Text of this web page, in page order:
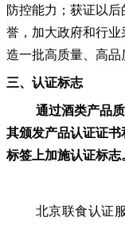
防控能力；获证以
誉，加大政府和行
造一批高质量、高品
三、认证标志
通过酒类产品
其颁发产品认证证
标签上加施认证标志
北京联食认证